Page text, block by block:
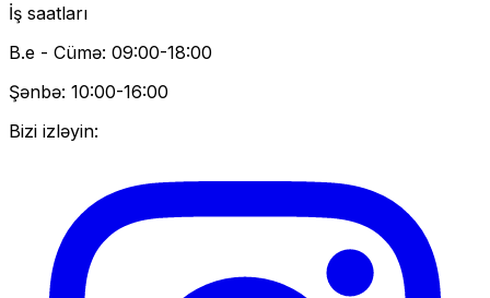
İş saatları
B.e - Cümə: 09:00-18:00
Şənbə: 10:00-16:00
Bizi izləyin: